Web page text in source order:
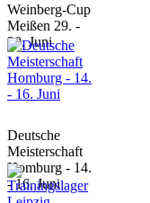
Weinberg-Cup
Meißen 29. -
30. Juni
Deutsche
Meisterschaft
Homburg - 14.
- 16. Juni